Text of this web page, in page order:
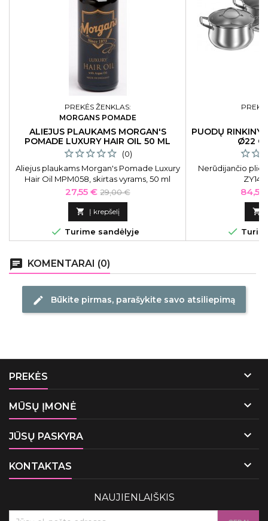
PREKĖS ŽENKLAS:
MORGANS POMADE
ALIEJUS PLAUKAMS MORGAN'S
POMADE LUXURY HAIR OIL 50 ML
(0)
Aliejus plaukams Morgan's Pomade Luxury
Hair Oil MPM058, skirtas vyrams, 50 ml
Kaina
27,55 € Bazinė
kaina
29,00 €
 Į krepšelį
 Turime sandėlyje
PUODŲ
Ø22
Nerūdijančio
Kaina
84,55


chat KOMENTARAI (0)
edit Būkite pirmas, parašykite savo atsiliepimą
PREKĖS 
MŪSŲ ĮMONĖ 
JŪSŲ PASKYRA 
KONTAKTAS 
NAUJIENLAIŠKIS